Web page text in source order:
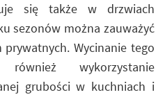
się także w drzwiach
sezonów można zauważyć
Wycinanie tego
wykorzystanie
grubości w kuchniach i